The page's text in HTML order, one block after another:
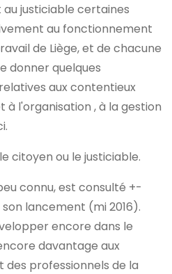
justiciable certaines
au fonctionnement
de Liège, et de chacune
donner quelques
aux contentieux
l'organisation , à la gestion
citoyen ou le justiciable.
connu, est consulté +-
lancement (mi 2016).
encore dans le
davantage aux
professionnels de la